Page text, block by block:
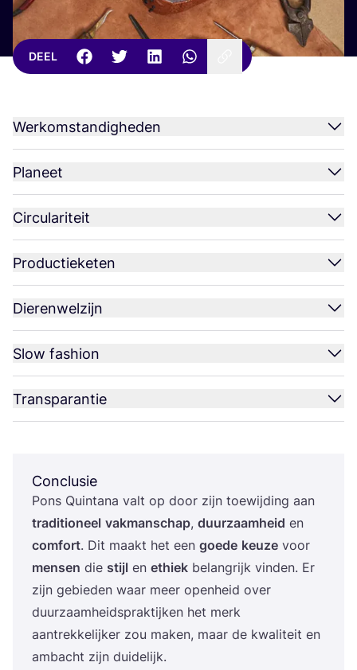
DEEL
Werkomstandigheden
Planeet
Circulariteit
Productieketen
Dierenwelzijn
Slow fashion
Transparantie
Conclusie
Pons Quint­a­na valt op door zijn toe­wij­ding aan
tra­di­ti­o­neel vak­man­schap, duur­zaam­heid en
com­fort. Dit maakt het een goe­de keu­ze voor
men­sen die stijl en ethiek belang­rijk vin­den. Er
zijn gebie­den waar meer open­heid over
duur­zaam­heids­prak­tij­ken het merk
aan­trek­ke­lij­ker zou maken, maar de kwa­li­teit en
ambacht zijn duidelijk.